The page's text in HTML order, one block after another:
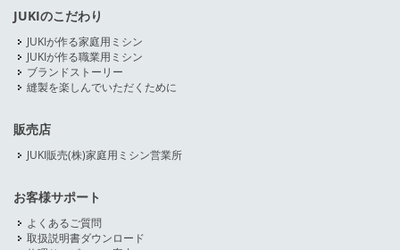
JUKIのこだわり
JUKIが作る家庭用ミシン
JUKIが作る職業用ミシン
ブランドストーリー
縫製を楽しんでいただくために
販売店
JUKI販売(株)家庭用ミシン営業所
お客様サポート
よくあるご質問
取扱説明書ダウンロード